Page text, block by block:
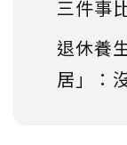
三件事
退休養
居」：